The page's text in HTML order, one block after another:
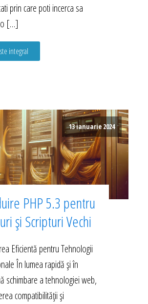
prin care poti incerca sa
o […]
integral
13 ianuarie 2024
PHP 5.3 pentru
și Scripturi Vechi
Eficientă pentru Tehnologii
În lumea rapidă și în
schimbare a tehnologiei web,
compatibilității și